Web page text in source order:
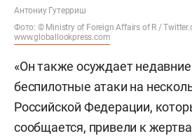
Антониу Гутерриш
Фото: © Ministry of Foreign Affairs of R /
www.globallookpress.com
«Он также осуждает
беспилотные атаки на
Российской Федерации,
сообщается, привели к